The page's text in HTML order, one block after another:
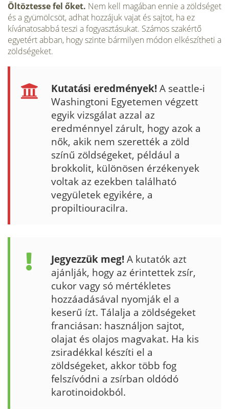
Öltöztesse fel őket. Nem kell magában ennie a zöldséget
és a gyümölcsöt, adhat hozzájuk vajat és sajtot, ha ez
kívánatosabbá teszi a fogyasztásukat. Számos szakértő
egyetért abban, hogy szinte bármilyen módon elkészítheti a
zöldségeket.
Kutatási eredmények!A seattle-i
Washingtoni Egyetemen végzett
egyik vizsgálat azzal az
eredménnyel zárult, hogy azok a
nők, akik nem szerették a zöld
színű zöldségeket, például a
brokkolit, különösen érzékenyek
voltak az ezekben található
vegyületek egyikére, a
propiltiouracilra.
Jegyezzük meg!A kutatók azt
ajánlják, hogy az érintettek zsír,
cukor vagy só mértékletes
hozzáadásával nyomják el a
keserű ízt. Tálalja a zöldségeket
franciásan: használjon sajtot,
olajat és olajos magvakat. Ha kis
zsiradékkal készíti el a
zöldségeket, akkor több fog
felszívódni a zsírban oldódó
karotinoidokból.